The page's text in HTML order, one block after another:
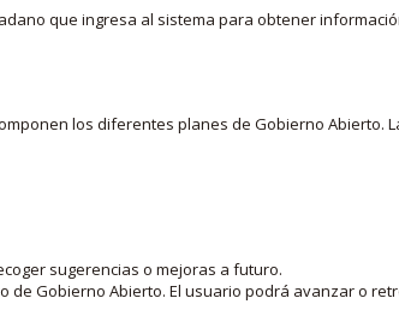
que ingresa al sistema para obtener
los diferentes planes de Gobierno Abierto.
sugerencias o mejoras a futuro.
Gobierno Abierto. El usuario podrá avanzar o